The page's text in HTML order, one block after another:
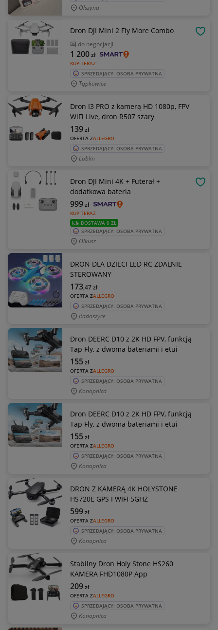
Olszyna
Dron DJI Mini 2 Fly More Combo
do negocjacji
KUP TERAZ
1 200zł
SPRZEDAJĄCY: OSOBA PRYWATNA
Tąpkowice
Dron I3 PRO z kamerą HD 1080p, FPV
WiFi Live, dron R507 szary
OFERTA ZALLEGRO
139zł
SPRZEDAJĄCY: OSOBA PRYWATNA
Lublin
Dron DJI Mini 4K + Futerał +
dodatkowa bateria
KUP TERAZ
999zł
DOSTAWA 0 ZŁ
SPRZEDAJĄCY: OSOBA PRYWATNA
Olkusz
DRON DLA DZIECI LED RC ZDALNIE
STEROWANY
OFERTA ZALLEGRO
173,47zł
SPRZEDAJĄCY: OSOBA PRYWATNA
Radoszyce
Dron DEERC D10 z 2K HD FPV, funkcją
Tap Fly, z dwoma bateriami i etui
OFERTA ZALLEGRO
155zł
SPRZEDAJĄCY: OSOBA PRYWATNA
Konopnica
Dron DEERC D10 z 2K HD FPV, funkcją
Tap Fly, z dwoma bateriami i etui
OFERTA ZALLEGRO
155zł
SPRZEDAJĄCY: OSOBA PRYWATNA
Konopnica
DRON Z KAMERĄ 4K HOLYSTONE
HS720E GPS I WIFI 5GHZ
OFERTA ZALLEGRO
599zł
SPRZEDAJĄCY: OSOBA PRYWATNA
Konopnica
Stabilny Dron Holy Stone HS260
KAMERA FHD1080P App
OFERTA ZALLEGRO
209zł
SPRZEDAJĄCY: OSOBA PRYWATNA
Konopnica